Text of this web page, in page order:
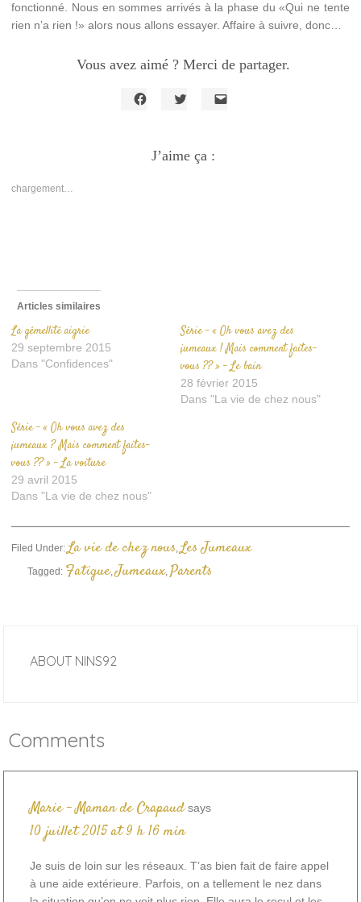
fonctionné. Nous en sommes arrivés à la phase du «Qui ne tente
rien n’a rien !» alors nous allons essayer. Affaire à suivre, donc…
Vous avez aimé ? Merci de partager.
Facebook(ouvre
dans
Twitter(ouvre
dans
J’aime ça :
chargement…
Articles similaires
La gémellité aigrie
29 septembre 2015
Dans "Confidences"
Série – « Oh vous avez des
jumeaux ! Mais comment faites-
vous ?? » – Le bain
28 février 2015
Dans "La vie de chez nous"
Série – « Oh vous avez des
jumeaux ? Mais comment faites-
vous ?? » – La voiture
29 avril 2015
Dans "La vie de chez nous"
Filed Under:La vie de chez nous,Les Jumeaux
Tagged: Fatigue,Jumeaux,Parents
ABOUT NINS92
Comments
Marie - Maman de Crapaud says
10 juillet 2015 at 9 h 16 min
Je suis de loin sur les réseaux. T’as bien fait de faire appel
à une aide extérieure. Parfois, on a tellement le nez dans